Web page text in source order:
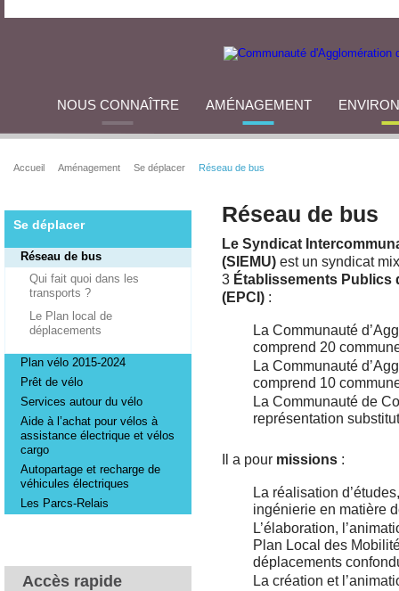
NOUS CONNAÎTRE AMÉNAGEMENT
Accueil Aménagement Se déplacer Réseau de bus
Se déplacer
Réseau de bus
Qui fait quoi dans les
transports ?
Le Plan local de
déplacements
Plan vélo 2015-2024
Prêt de vélo
Services autour du vélo
Aide à l’achat pour vélos à
assistance électrique et vélos
cargo
Autopartage et recharge de
véhicules électriques
Les Parcs-Relais
Accès rapide
Réseau de bus
Le Syndicat
(SIEMU) est un syndicat
3 Établissements Publics
(EPCI) :
La Communauté
comprend 20
La Communauté
comprend 10
La Communauté de
représentation
Il a pour missions :
La réalisation
ingénierie en matière
L’élaboration,
Plan Local des
déplacements
La création et